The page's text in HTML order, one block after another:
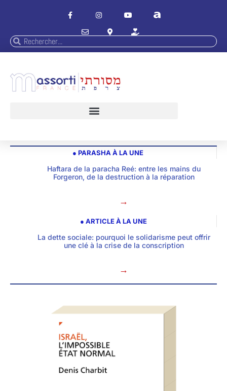
● PARASHA À LA UNE
Haftara de la paracha Reé: entre les mains du
Forgeron, de la destruction à la réparation
→
● ARTICLE À LA UNE
La dette sociale: pourquoi le solidarisme peut offrir
une clé à la crise de la conscription
→